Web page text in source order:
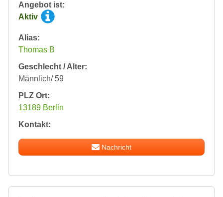
Angebot ist:
Aktiv
Alias:
Thomas B
Geschlecht / Alter:
Männlich/ 59
PLZ Ort:
13189 Berlin
Kontakt:
Nachricht